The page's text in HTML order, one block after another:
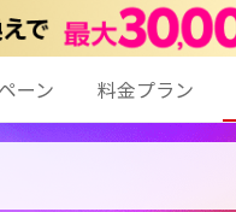
ーン 料金プラン